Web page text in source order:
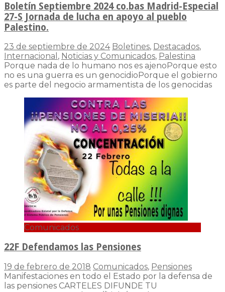
Boletín Septiembre 2024 co.bas Madrid-Especial
27-S Jornada de lucha en apoyo al pueblo
Palestino.
23 de septiembre de 2024 Boletines, Destacados,
Internacional , Noticias y Comunicados, Palestina
Porque nada de lo humano nos es ajenoPorque esto
no es una guerra es un genocidioPorque el gobierno
es parte del negocio armamentista de los genocidas
Comunicados
22F Defendamos las Pensiones
19 de febrero de 2018 Comunicados, Pensiones
Manifestaciones en todo el Estado por la defensa de
las pensiones CARTELES DIFUNDE TU